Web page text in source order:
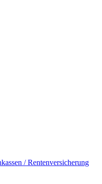
/ Rentenversicherung